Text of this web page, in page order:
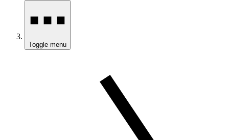
Toggle menu